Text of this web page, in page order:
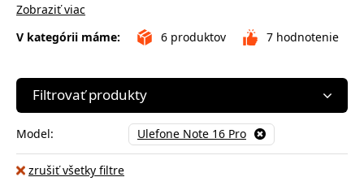
Zobraziť viac
V kategórii máme:
6 produktov 7 hodnotenie
Filtrovať produkty
Model: Ulefone Note 16 Pro
zrušiť všetky filtre